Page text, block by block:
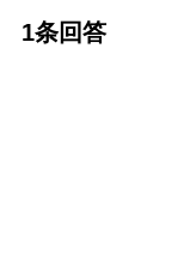
1条回答